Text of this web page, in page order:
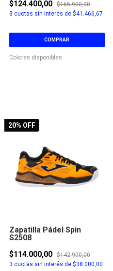
$124.400,00
$165.900,00
3 cuotas sin interés de $41.466,67
COMPRAR
Colores disponibles
20% OFF
Zapatilla Pádel Spin
S2508
$114.000,00
$142.900,00
3 cuotas sin interés de $38.000,00